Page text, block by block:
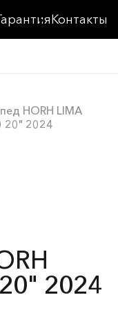
Контакты
HORH LIMA
20" 2024
2024